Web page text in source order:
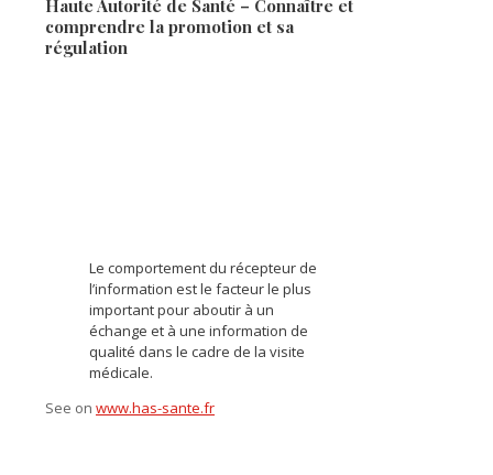
Haute Autorité de Santé – Connaître et
comprendre la promotion et sa
régulation
Le comportement du récepteur de
l’information est le facteur le plus
important pour aboutir à un
échange et à une information de
qualité dans le cadre de la visite
médicale.
See on www.has-sante.fr